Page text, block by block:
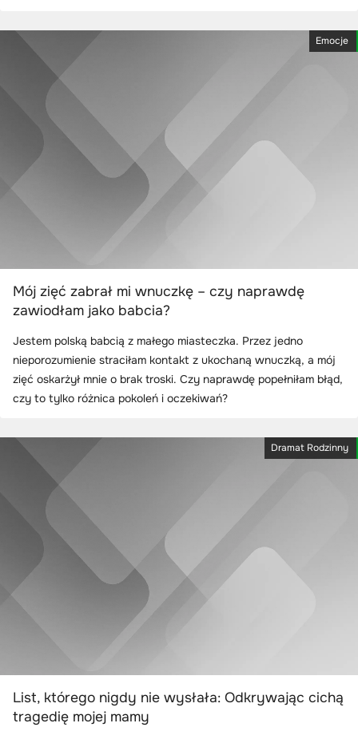
Emocje
Mój zięć zabrał mi wnuczkę – czy naprawdę
zawiodłam jako babcia?
Jestem polską babcią z małego miasteczka. Przez jedno
nieporozumienie straciłam kontakt z ukochaną wnuczką, a mój
zięć oskarżył mnie o brak troski. Czy naprawdę popełniłam błąd,
czy to tylko różnica pokoleń i oczekiwań?
Dramat Rodzinny
List, którego nigdy nie wysłała: Odkrywając cichą
tragedię mojej mamy